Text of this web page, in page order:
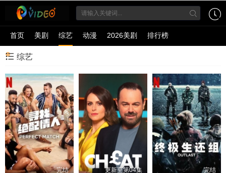
首页 美剧 综艺 动漫 2026美剧 排行榜
综艺
完结 更新至第04集 完结